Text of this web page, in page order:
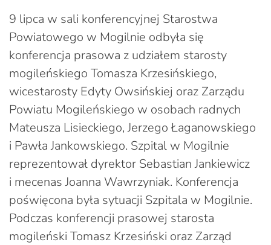
9 lipca w sali konferencyjnej Starostwa
Powiatowego w Mogilnie odbyła się
konferencja prasowa z udziałem starosty
mogileńskiego Tomasza Krzesińskiego,
wicestarosty Edyty Owsińskiej oraz Zarządu
Powiatu Mogileńskiego w osobach radnych
Mateusza Lisieckiego, Jerzego Łaganowskiego
i Pawła Jankowskiego. Szpital w Mogilnie
reprezentował dyrektor Sebastian Jankiewicz
i mecenas Joanna Wawrzyniak. Konferencja
poświęcona była sytuacji Szpitala w Mogilnie.
Podczas konferencji prasowej starosta
mogileński Tomasz Krzesiński oraz Zarząd